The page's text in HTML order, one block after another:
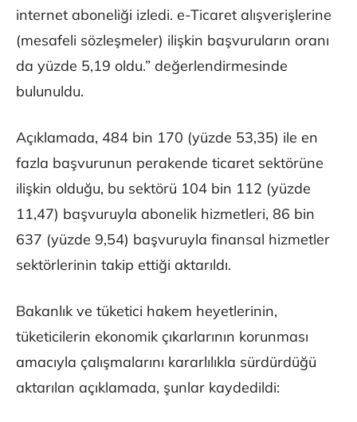
internet aboneliği izledi. e-Ticaret alışverişlerine
(mesafeli sözleşmeler) ilişkin başvuruların oranı
da yüzde 5,19 oldu.” değerlendirmesinde
bulunuldu.
Açıklamada, 484 bin 170 (yüzde 53,35) ile en
fazla başvurunun perakende ticaret sektörüne
ilişkin olduğu, bu sektörü 104 bin 112 (yüzde
11,47) başvuruyla abonelik hizmetleri, 86 bin
637 (yüzde 9,54) başvuruyla finansal hizmetler
sektörlerinin takip ettiği aktarıldı.
Bakanlık ve tüketici hakem heyetlerinin,
tüketicilerin ekonomik çıkarlarının korunması
amacıyla çalışmalarını kararlılıkla sürdürdüğü
aktarılan açıklamada, şunlar kaydedildi: